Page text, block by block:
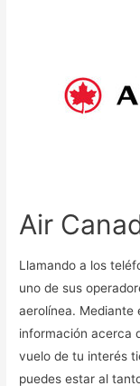
Air
Llamando a los
uno de sus
aerolínea. Mediante
información acerca
vuelo de tu interés
puedes estar al